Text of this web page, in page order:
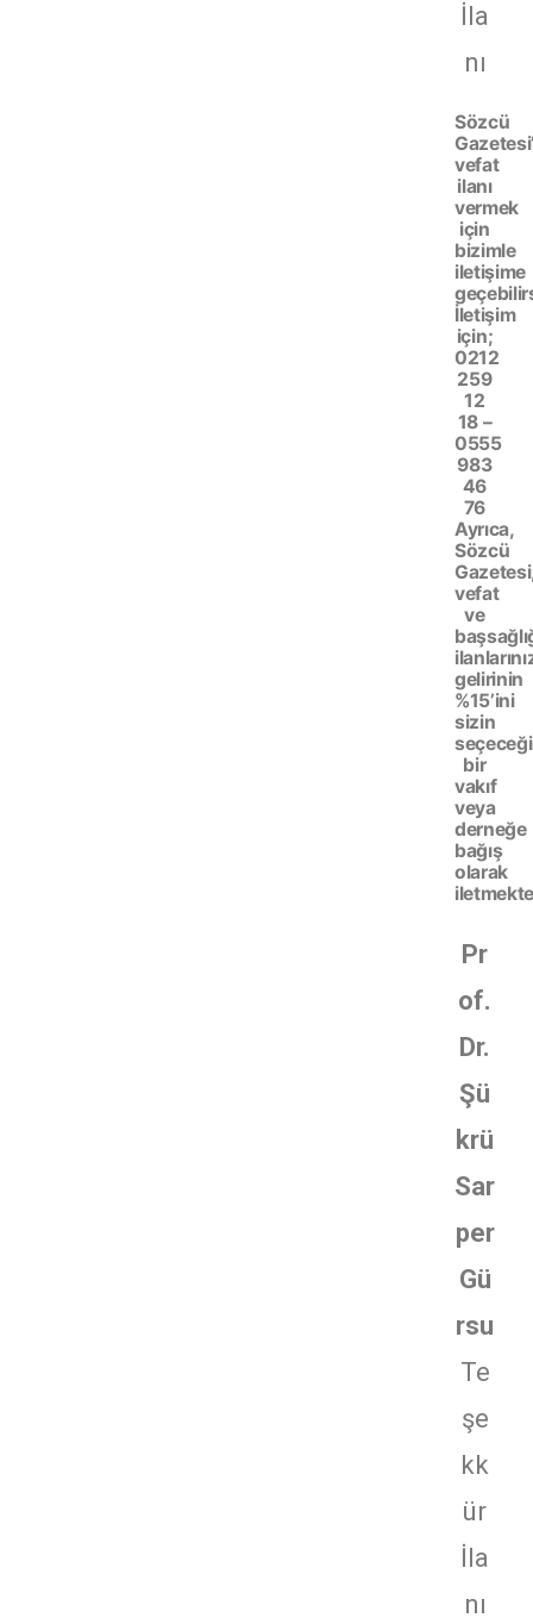
İla
nı
Sözcü
vefat
ilanı
vermek
için
bizimle
iletişime
İletişim
için;
0212
259
12
18 –
0555
983
46
76
Ayrıca,
Sözcü
vefat
ve
gelirinin
%15’ini
sizin
bir
vakıf
veya
derneğe
bağış
olarak
Pr
of.
Dr.
Şü
krü
Sar
per
Gü
rsu
Te
şe
kk
ür
İla
nı